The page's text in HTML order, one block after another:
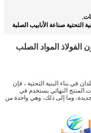
,
التحتية صناعة الأنابيب الصلبة
الفولاذ المواد الصلب
في بناء البنية التحتية ، فإن
النهائي يستخدم في
وما إلى ذلك، وهي واحدة من